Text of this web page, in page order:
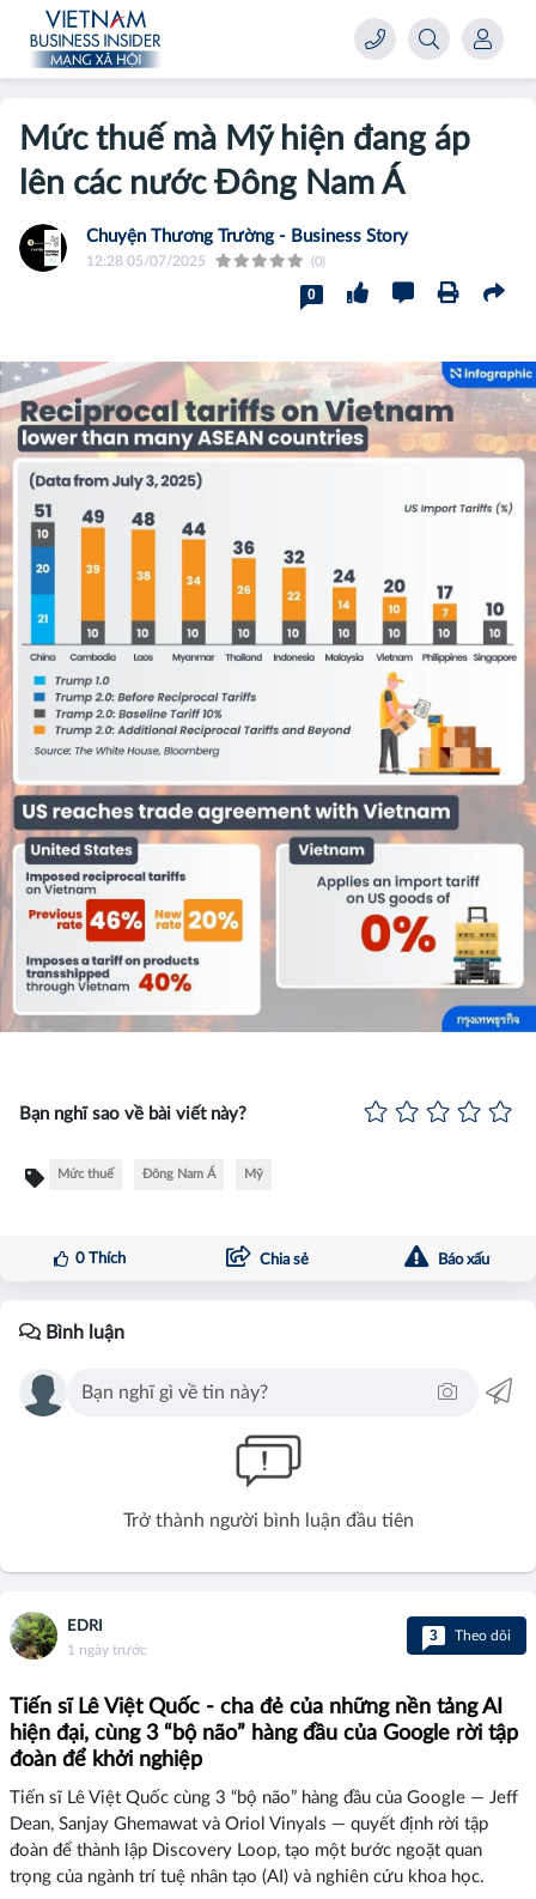
Mức thuế mà Mỹ hiện đang áp
lên các nước Đông Nam Á
Chuyện Thương Trường - Business Story
12:28 05/07/2025 (0)
0
Bạn nghĩ sao về bài viết này?
Mức thuế Đông Nam Á Mỹ
0Thích Chia sẻ Báo xấu
Bình luận
Trở thành người bình luận đầu tiên
EDRI
1 ngày trước
3 Theo dõi
Tiến sĩ Lê Việt Quốc - cha đẻ của những nền tảng AI
hiện đại, cùng 3 “bộ não” hàng đầu của Google rời tập
đoàn để khởi nghiệp
Tiến sĩ Lê Việt Quốc cùng 3 “bộ não” hàng đầu của Google — Jeff
Dean, Sanjay Ghemawat và Oriol Vinyals — quyết định rời tập
đoàn để thành lập Discovery Loop, tạo một bước ngoặt quan
trọng của ngành trí tuệ nhân tạo (AI) và nghiên cứu khoa học.